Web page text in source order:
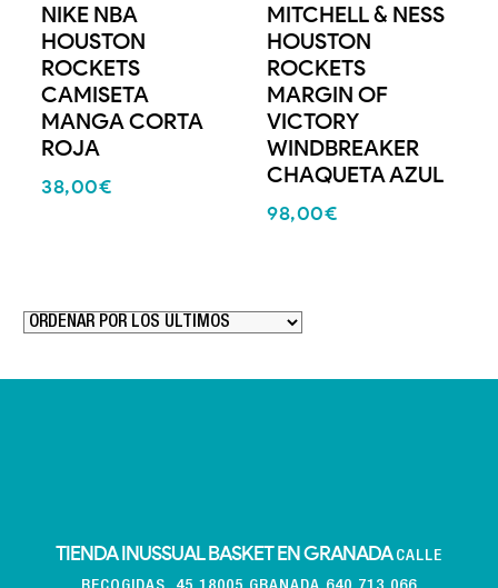
NIKE NBA
HOUSTON
ROCKETS
CAMISETA
MANGA CORTA
ROJA
38,00€
MITCHELL & NESS
HOUSTON
ROCKETS
MARGIN OF
VICTORY
WINDBREAKER
CHAQUETA AZUL
98,00€
TIENDA INUSSUAL BASKET EN GRANADA CALLE